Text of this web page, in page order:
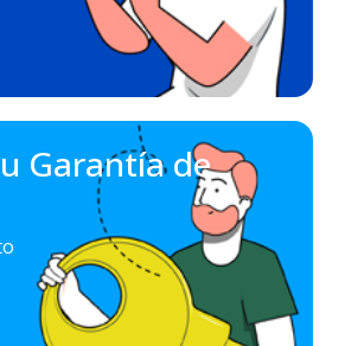
Garantía de